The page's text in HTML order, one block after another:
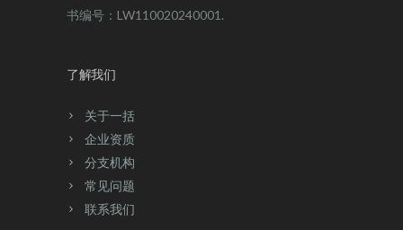
书编号：LW110020240001.
了解我们
关于一括
企业资质
分支机构
常见问题
联系我们